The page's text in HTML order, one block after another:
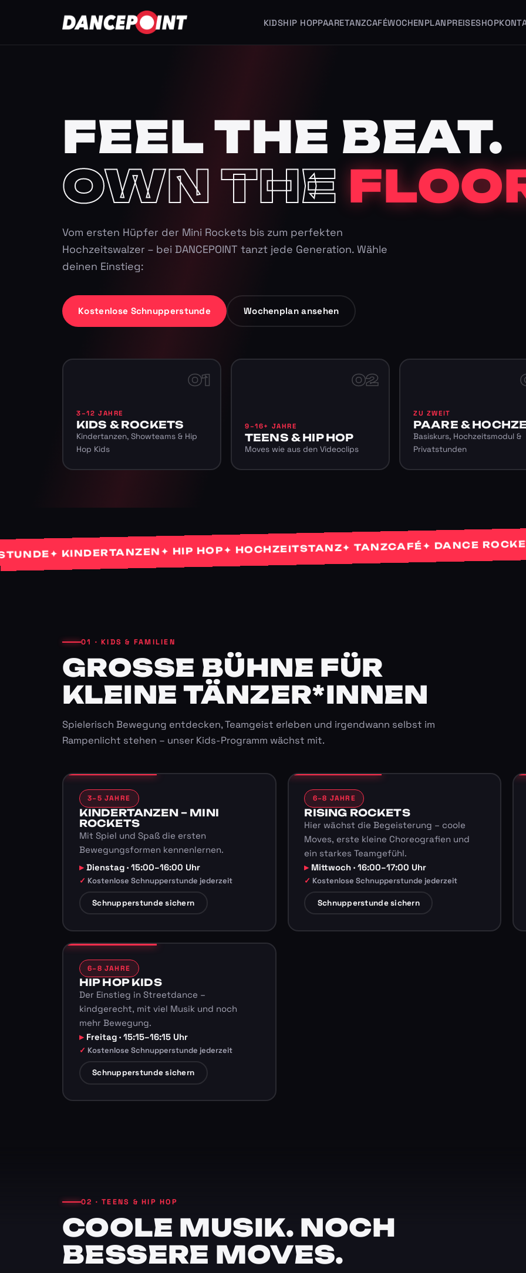
KIDSHIP HOPPAARETANZCAFÉWOCHENPLANPREISESHOP
FEEL THE BEAT.
OWN THE
Vom ersten Hüpfer der Mini Rockets bis zum perfekten
Hochzeitswalzer – bei DANCEPOINT tanzt jede Generation. Wähle
deinen Einstieg:
Kostenlose Schnupperstunde Wochenplan ansehen
01
3–12 JAHRE
KIDS & ROCKETS
Kindertanzen, Showteams & Hip
Hop Kids
02
9–16+ JAHRE
TEENS & HIP HOP
Moves wie aus den Videoclips
ZU ZWEIT
PAARE &
Basiskurs, Hochzeitsmodul &
Privatstunden
✦ KINDERTANZEN✦ HIP HOP✦ HOCHZEITSTANZ✦ TANZCAFÉ✦ DANCE ROCKETS✦
01 · KIDS & FAMILIEN
GROSSE BÜHNE FÜR K
LEINE TÄNZER*INNEN
Spielerisch Bewegung entdecken, Teamgeist erleben und irgendwann selbst im
Rampenlicht stehen – unser Kids-Programm wächst mit.
3–5 JAHRE
KINDERTANZEN – MINI
ROCKETS
Mit Spiel und Spaß die ersten
Bewegungsformen kennenlernen.
Dienstag · 15:00–16:00 Uhr
Kostenlose Schnupperstunde jederzeit
Schnupperstunde sichern
6–8 JAHRE
RISING ROCKETS
Hier wächst die Begeisterung – coole
Moves, erste kleine Choreografien und
ein starkes Teamgefühl.
Mittwoch · 16:00–17:00 Uhr
Kostenlose Schnupperstunde jederzeit
Schnupperstunde sichern
6–8 JAHRE
HIP HOP KIDS
Der Einstieg in Streetdance –
kindgerecht, mit viel Musik und noch
mehr Bewegung.
Freitag · 15:15–16:15 Uhr
Kostenlose Schnupperstunde jederzeit
Schnupperstunde sichern
02 · TEENS & HIP HOP
COOLE MUSIK. NOCH
BESSERE MOVES.